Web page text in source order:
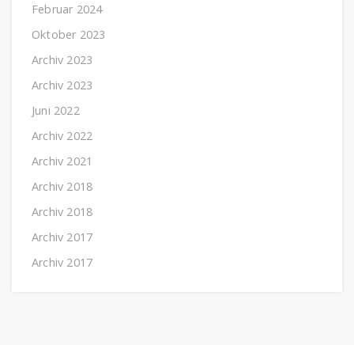
Februar 2024
Oktober 2023
Archiv 2023
Archiv 2023
Juni 2022
Archiv 2022
Archiv 2021
Archiv 2018
Archiv 2018
Archiv 2017
Archiv 2017